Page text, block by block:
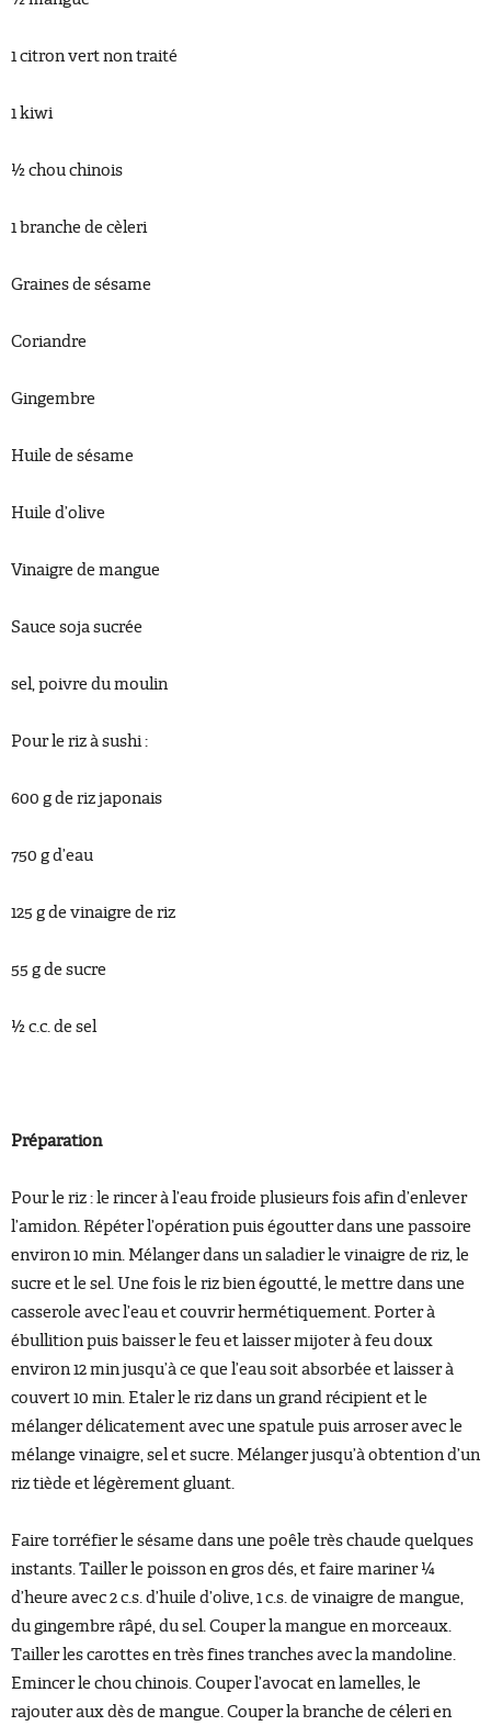
1 citron vert non traité
1 kiwi
½ chou chinois
1 branche de cèleri
Graines de sésame
Coriandre
Gingembre
Huile de sésame
Huile d’olive
Vinaigre de mangue
Sauce soja sucrée
sel, poivre du moulin
Pour le riz à sushi :
600 g de riz japonais
750 g d’eau
125 g de vinaigre de riz
55 g de sucre
½ c.c. de sel
Préparation
Pour le riz : le rincer à l’eau froide plusieurs fois afin d’enlever
l’amidon. Répéter l’opération puis égoutter dans une passoire
environ 10 min. Mélanger dans un saladier le vinaigre de riz, le
sucre et le sel. Une fois le riz bien égoutté, le mettre dans une
casserole avec l’eau et couvrir hermétiquement. Porter à
ébullition puis baisser le feu et laisser mijoter à feu doux
environ 12 min jusqu’à ce que l’eau soit absorbée et laisser à
couvert 10 min. Etaler le riz dans un grand récipient et le
mélanger délicatement avec une spatule puis arroser avec le
mélange vinaigre, sel et sucre. Mélanger jusqu’à obtention d’un
riz tiède et légèrement gluant.
Faire torréfier le sésame dans une poêle très chaude quelques
instants. Tailler le poisson en gros dés, et faire mariner ¼
d’heure avec 2 c.s. d’huile d’olive, 1 c.s. de vinaigre de mangue,
du gingembre râpé, du sel. Couper la mangue en morceaux.
Tailler les carottes en très fines tranches avec la mandoline.
Emincer le chou chinois. Couper l’avocat en lamelles, le
rajouter aux dès de mangue. Couper la branche de céleri en